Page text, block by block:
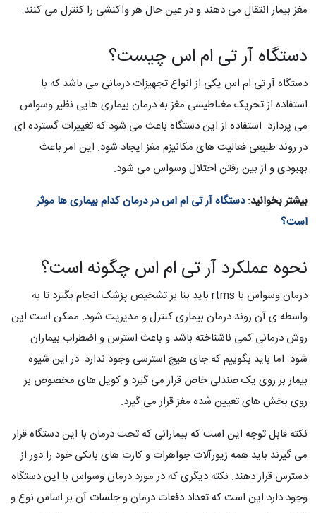
مغز بیمار انتقال می دهند و در عین حال هر واکنشی را کنترل می کنند.
دستگاه آر تی ام اس چیست؟
دستگاه آر تی ام اس یکی از انواع تجهیزات درمانی می باشد که با
استفاده از تحریک مغناطیسی مغز به درمان بیماری هایی نظیر وسواس
می پردازد. استفاده از این دستگاه باعث می شود که تغییرات گسترده ای
در روند طبیعی فعالیت های مکانیزم مغز ایجاد شود. این امر باعث
بهبودی و از بین رفتن اختلال وسواس می شود.
بیشتر بخوانید:دستگاه آر تی ام اس در درمان کدام بیماری ها موثر
است؟
نحوه عملکرد آر تی ام اس چگونه است؟
درمان وسواس با rtms باید بنا بر تشخیص پزشک انجام بگیرد تا به
واسطه ی آن روند درمان بیماری کنترل و مدیریت شود. ممکن است این
روش درمانی کمی ناشناخته باشد و باعث استرس و اضطراب بیماران
شود. اما باید بگوییم که جای هیچ استرسی وجود ندارد. در این شیوه
بیمار بر روی یک صندلی خاص قرار می گیرد و کویل های مخصوص بر
روی بخش های تعیین شده مغز قرار می گیرد.
نکته قابل توجه این است که بیمارانی که تحت درمان با این دستگاه قرار
می گیرند باید همه زیورآلات جواهرات و کارت های بانکی خود را دور از
دسترس قرار دهند. نکته دیگری که در مورد درمان وسواس با این دستگاه
وجود دارد این است که تعداد دفعات درمان و جلسات آن بر اساس نوع و